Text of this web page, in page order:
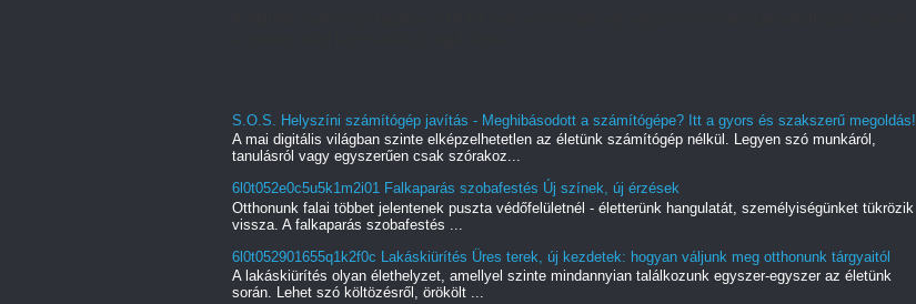
S.O.S. Helyszíni számítógép javítás - Meghibásodott a számítógépe? Itt a gyors és szakszerű megoldás!
A mai digitális világban szinte elképzelhetetlen az életünk számítógép nélkül. Legyen szó munkáról,
tanulásról vagy egyszerűen csak szórakoz...
6l0t052e0c5u5k1m2i01 Falkaparás szobafestés Új színek, új érzések
Otthonunk falai többet jelentenek puszta védőfelületnél - életterünk hangulatát, személyiségünket tükrözik
vissza. A falkaparás szobafestés ...
6l0t052901655q1k2f0c Lakáskiürítés Üres terek, új kezdetek: hogyan váljunk meg otthonunk tárgyaitól
A lakáskiürítés olyan élethelyzet, amellyel szinte mindannyian találkozunk egyszer-egyszer az életünk
során. Lehet szó költözésről, örökölt ...